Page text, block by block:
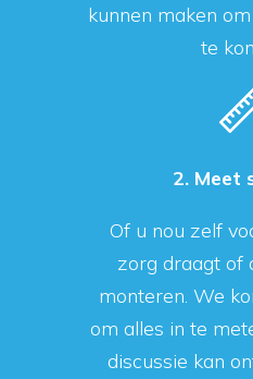
kunnen maken
te
2. Meet
Of u nou zelf
zorg draagt of
monteren. We
om alles in te
discussie kan